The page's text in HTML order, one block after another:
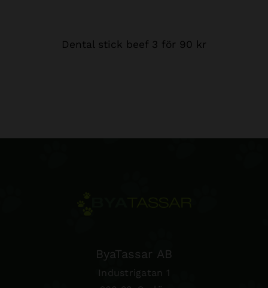
Dental stick beef 3 för 90 kr
ByaTassar AB
Industrigatan 1